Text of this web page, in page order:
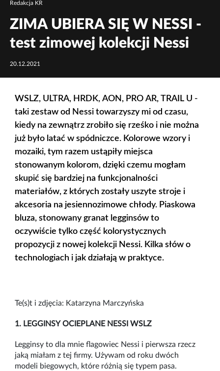
Redakcja KR
ZIMA UBIERA SIĘ W NESSI -
test zimowej kolekcji Nessi
20.12.2021
WSLZ, ULTRA, HRDK, AON, PRO AR, TRAIL U -
taki zestaw od Nessi towarzyszy mi od czasu,
kiedy na zewnątrz zrobiło się rześko i nie można
już było latać w spódniczce. Kolorowe wzory i
mozaiki, tym razem ustąpiły miejsca
stonowanym kolorom, dzięki czemu mogłam
skupić się bardziej na funkcjonalności
materiałów, z których zostały uszyte stroje i
akcesoria na jesiennozimowe chłody. Piaskowa
bluza, stonowany granat legginsów to
oczywiście tylko część kolorystycznych
propozycji z nowej kolekcji Nessi. Kilka słów o
technologiach i jak działają w praktyce.
Te(s)t i zdjęcia: Katarzyna Marczyńska
1. LEGGINSY OCIEPLANE NESSI WSLZ
Legginsy to dla mnie flagowiec Nessi i pierwsza rzecz
jaką miałam z tej firmy. Używam od roku dwóch
modeli biegowych, które różnią się typem pasa.